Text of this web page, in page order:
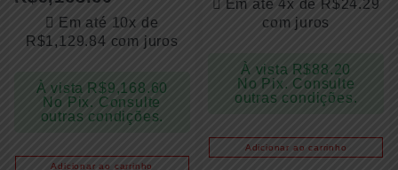
Em até 10x de
R$1,129.84 com juros
À vista R$9,168.60
No Pix. Consulte
outras condições.
Adicionar ao carrinho
Em até 4x de R$24.29
com juros
À vista R$88.20
No Pix. Consulte
outras condições.
Adicionar ao carrinho